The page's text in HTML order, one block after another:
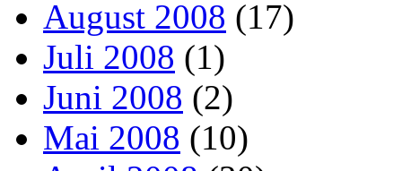
August 2008 (17)
Juli 2008 (1)
Juni 2008 (2)
Mai 2008 (10)